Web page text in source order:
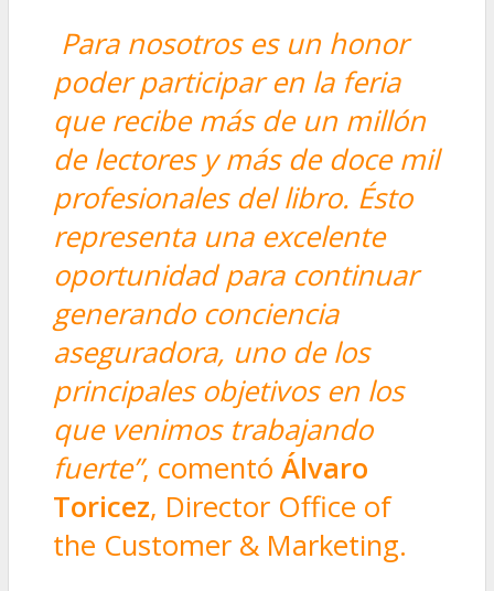
Para nosotros es un honor
poder participar en la feria
que recibe más de un millón
de lectores y más de doce mil
profesionales del libro. Ésto
representa una excelente
oportunidad para continuar
generando conciencia
aseguradora, uno de los
principales objetivos en los
que venimos trabajando
fuerte”, comentó Álvaro
Toricez, Director Office of
the Customer & Marketing.